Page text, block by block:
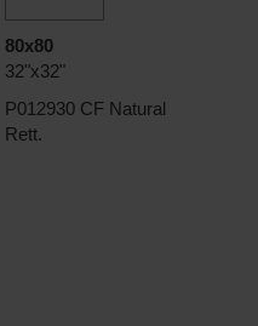
80x80
32"x32"
P012930 CF Natural
Rett.